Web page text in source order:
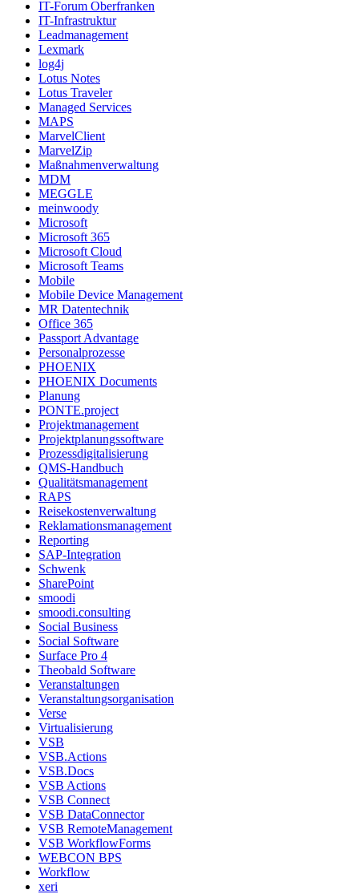
IT-Forum Oberfranken
IT-Infrastruktur
Leadmanagement
Lexmark
log4j
Lotus Notes
Lotus Traveler
Managed Services
MAPS
MarvelClient
MarvelZip
Maßnahmenverwaltung
MDM
MEGGLE
meinwoody
Microsoft
Microsoft 365
Microsoft Cloud
Microsoft Teams
Mobile
Mobile Device Management
MR Datentechnik
Office 365
Passport Advantage
Personalprozesse
PHOENIX
PHOENIX Documents
Planung
PONTE.project
Projektmanagement
Projektplanungssoftware
Prozessdigitalisierung
QMS-Handbuch
Qualitätsmanagement
RAPS
Reisekostenverwaltung
Reklamationsmanagement
Reporting
SAP-Integration
Schwenk
SharePoint
smoodi
smoodi.consulting
Social Business
Social Software
Surface Pro 4
Theobald Software
Veranstaltungen
Veranstaltungsorganisation
Verse
Virtualisierung
VSB
VSB.Actions
VSB.Docs
VSB Actions
VSB Connect
VSB DataConnector
VSB RemoteManagement
VSB WorkflowForms
WEBCON BPS
Workflow
xeri